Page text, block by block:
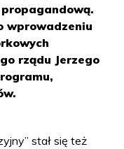
wprowadzeniu
rządu Jerzego
stał się też